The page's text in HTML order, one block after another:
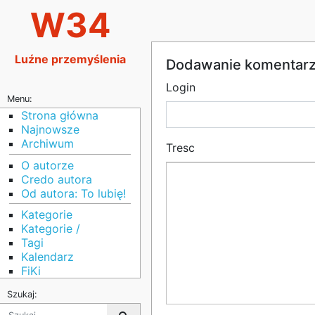
W34
Luźne przemyślenia
Menu:
Strona główna
Najnowsze
Archiwum
O autorze
Credo autora
Od autora: To lubię!
Kategorie
Kategorie /
Tagi
Kalendarz
FiKi
Szukaj:
Dodawanie
Login
Tresc